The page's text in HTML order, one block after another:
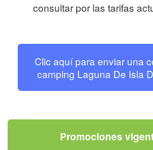
consultar por las tarifas
Clic aquí para enviar una
camping Laguna De Isla
Promociones